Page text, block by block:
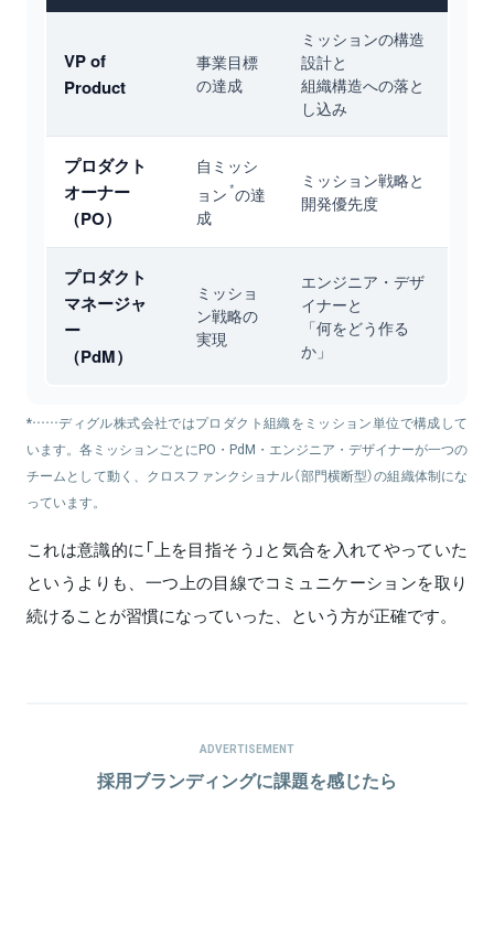
VP of
Product
事業目標
の達成
ミッションの構造
設計と
組織構造への落と
し込み
プロダクト
オーナー
（PO）
自ミッシ
ョン*の達
成
ミッション戦略と
開発優先度
プロダクト
マネージャ
ー
（PdM）
ミッショ
ン戦略の
実現
エンジニア・デザ
イナーと
「何をどう作る
か」
*……ディグル株式会社ではプロダクト組織をミッション単位で構成して
います。各ミッションごとにPO・PdM・エンジニア・デザイナーが一つの
チームとして動く、クロスファンクショナル（部門横断型）の組織体制にな
っています。
これは意識的に「上を目指そう」と気合を入れてやっていた
というよりも、一つ上の目線でコミュニケーションを取り
続けることが習慣になっていった、という方が正確です。
ADVERTISEMENT
採用ブランディングに課題を感じたら